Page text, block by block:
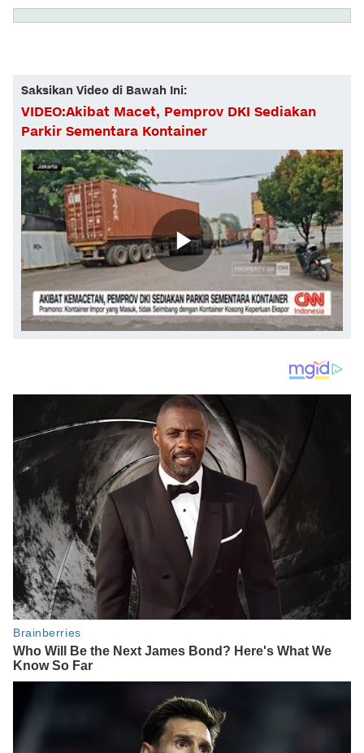
Saksikan Video di Bawah Ini:
VIDEO:Akibat Macet, Pemprov DKI Sediakan
Parkir Sementara Kontainer